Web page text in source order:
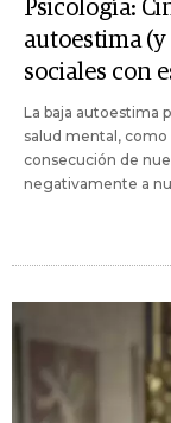
Psicología:
autoestima
sociales con
La baja autoestima
salud mental,
consecución de
negativamente a